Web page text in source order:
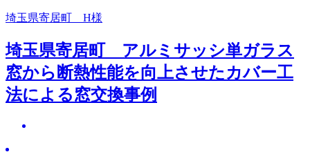
埼玉県寄居町 H様
埼玉県寄居町 アルミサッシ単ガラス
窓から断熱性能を向上させたカバー工
法による窓交換事例